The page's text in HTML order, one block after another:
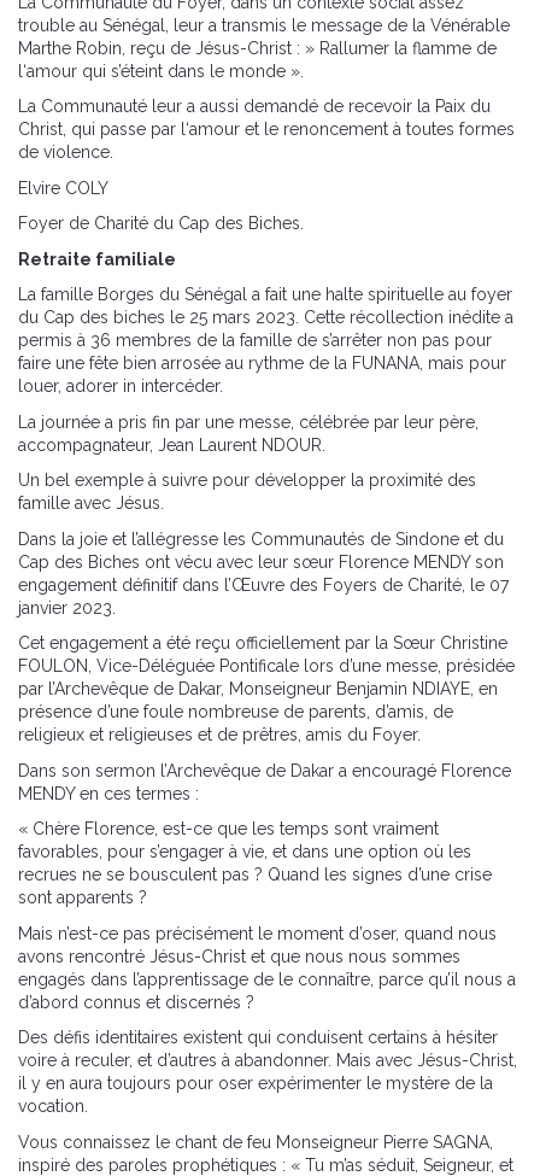
trouble au Sénégal, leur a transmis le message de la Vénérable
Marthe Robin, reçu de Jésus-Christ : » Rallumer la flamme de
l‘amour qui s’éteint dans le monde ».
La Communauté leur a aussi demandé de recevoir la Paix du
Christ, qui passe par l‘amour et le renoncement à toutes formes
de violence.
Elvire COLY
Foyer de Charité du Cap des Biches.
Retraite familiale
La famille Borges du Sénégal a fait une halte spirituelle au foyer
du Cap des biches le 25 mars 2023. Cette récollection inédite a
permis à 36 membres de la famille de s’arrêter non pas pour
faire une fête bien arrosée au rythme de la FUNANA, mais pour
louer, adorer in intercéder.
La journée a pris fin par une messe, célébrée par leur père,
accompagnateur, Jean Laurent NDOUR.
Un bel exemple à suivre pour développer la proximité des
famille avec Jésus.
Dans la joie et l’allégresse les Communautés de Sindone et du
Cap des Biches ont vécu avec leur sœur Florence MENDY son
engagement définitif dans l’Œuvre des Foyers de Charité, le 07
janvier 2023.
Cet engagement a été reçu officiellement par la Sœur Christine
FOULON, Vice-Déléguée Pontificale lors d’une messe, présidée
par l’Archevêque de Dakar, Monseigneur Benjamin NDIAYE, en
présence d’une foule nombreuse de parents, d’amis, de
religieux et religieuses et de prêtres, amis du Foyer.
Dans son sermon l’Archevêque de Dakar a encouragé Florence
MENDY en ces termes :
« Chère Florence, est-ce que les temps sont vraiment
favorables, pour s’engager à vie, et dans une option où les
recrues ne se bousculent pas ? Quand les signes d’une crise
sont apparents ?
Mais n’est-ce pas précisément le moment d’oser, quand nous
avons rencontré Jésus-Christ et que nous nous sommes
engagés dans l’apprentissage de le connaître, parce qu’il nous a
d’abord connus et discernés ?
Des défis identitaires existent qui conduisent certains à hésiter
voire à reculer, et d’autres à abandonner. Mais avec Jésus-Christ,
il y en aura toujours pour oser expérimenter le mystère de la
vocation.
Vous connaissez le chant de feu Monseigneur Pierre SAGNA,
inspiré des paroles prophétiques : « Tu m’as séduit, Seigneur, et